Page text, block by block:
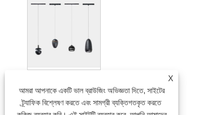
X
আমরা আপনাকে একটি ভাল ব্রাউজিং অভিজ্ঞতা দিতে, সাইটের
ট্র্যাফিক বিশ্লেষণ করতে এবং সামগ্রী ব্যক্তিগতকৃত করতে